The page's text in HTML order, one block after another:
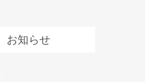
お知らせ